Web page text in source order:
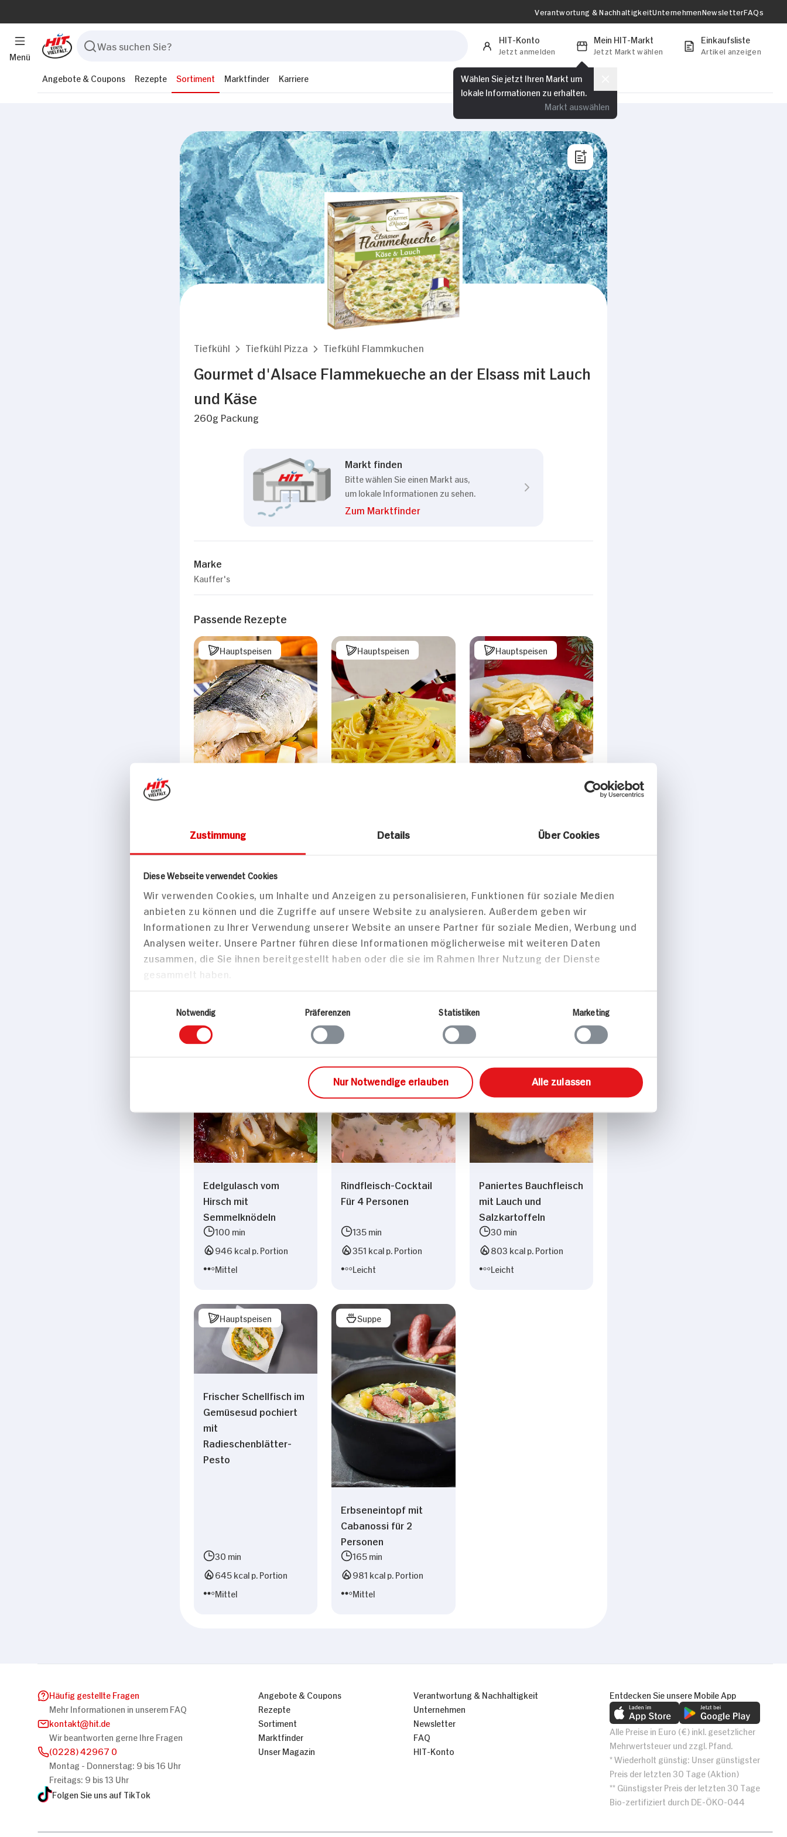
Zustimmung Details Über Cookies
Diese Webseite verwendet Cookies
Wir verwenden Cookies, um Inhalte und Anzeigen zu personalisieren, Funktionen für soziale Medien
anbieten zu können und die Zugriffe auf unsere Website zu analysieren. Außerdem geben wir
Informationen zu Ihrer Verwendung unserer Website an unsere Partner für soziale Medien, Werbung und
Analysen weiter. Unsere Partner führen diese Informationen möglicherweise mit weiteren Daten
zusammen, die Sie ihnen bereitgestellt haben oder die sie im Rahmen Ihrer Nutzung der Dienste
gesammelt haben.
Notwendig
Präferenzen Statistiken Marketing
Nur Notwendige erlauben Alle zulassen
Menü
Verantwortung & NachhaltigkeitUnternehmenNewsletterFAQs
HIT-Konto
Jetzt anmelden
Mein HIT-Markt
Jetzt Markt wählen
Wählen Sie jetzt Ihren Markt um
lokale Informationen zu erhalten.
Markt auswählen
Einkaufsliste
Artikel anzeigen
Angebote & Coupons Rezepte Sortiment Marktfinder Karriere
Tiefkühl Tiefkühl Pizza Tiefkühl Flammkuchen
Gourmet d'Alsace Flammekueche an der Elsass mit Lauch
und Käse
260g Packung
Markt finden
Bitte wählen Sie einen Markt aus,
um lokale Informationen zu sehen.
Zum Marktfinder
Marke
Kauffer's
Passende Rezepte
Hauptspeisen
Schellfisch in
Senfsauce
40 min
Mittel
Hauptspeisen
Spaghetti mit Käse-
551 kcal p. Portion
Leicht
Vegan
Hauptspeisen
Hirschgulasch mit
150 min
592 kcal p. Portion
Mittel
Edelgulasch vom
Hirsch mit
Semmelknödeln
100 min
946 kcal p. Portion
Mittel
Rindfleisch-Cocktail
Für 4 Personen
135 min
351 kcal p. Portion
Leicht
Paniertes Bauchfleisch
mit Lauch und
Salzkartoffeln
30 min
803 kcal p. Portion
Leicht
Hauptspeisen
Frischer Schellfisch im
Gemüsesud pochiert
mit
Radieschenblätter-
Pesto
30 min
645 kcal p. Portion
Mittel
Suppe
Erbseneintopf mit
Cabanossi für 2
Personen
165 min
981 kcal p. Portion
Mittel
Häufig gestellte Fragen
Mehr Informationen in unserem FAQ
kontakt
hit.de
Wir beantworten gerne Ihre Fragen
(0228) 42967 0
Montag - Donnerstag: 9 bis 16 Uhr
Freitags: 9 bis 13 Uhr
Folgen Sie uns auf TikTok
Angebote & Coupons
Rezepte
Sortiment
Marktfinder
Unser Magazin
Verantwortung & Nachhaltigkeit
Unternehmen
Newsletter
FAQ
HIT-Konto
Entdecken Sie unsere Mobile App
Alle Preise in Euro (€) inkl. gesetzlicher
Mehrwertsteuer und zzgl. Pfand.
* Wiederholt günstig: Unser günstigster
Preis der letzten 30 Tage (Aktion)
** Günstigster Preis der letzten 30 Tage
Bio-zertifiziert durch DE-ÖKO-044